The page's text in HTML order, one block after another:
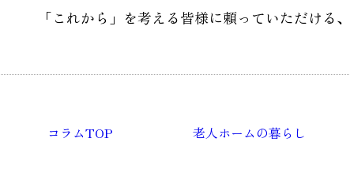
「これから」を考える皆様に頼っていただける、
コラムTOP 老人ホームの暮らし